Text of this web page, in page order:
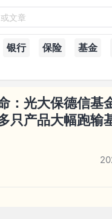
文章
银行 保险 基金
：光大保德信基
只产品大幅跑输